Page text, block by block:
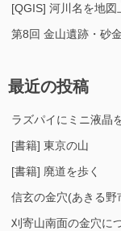
[QGIS] 河川名を地図
第8回 金山遺跡・砂
最近の投稿
ラズパイにミニ液晶
[書籍] 東京の山
[書籍] 廃道を歩く
信玄の金穴(あきる野
刈寄山南面の金穴に